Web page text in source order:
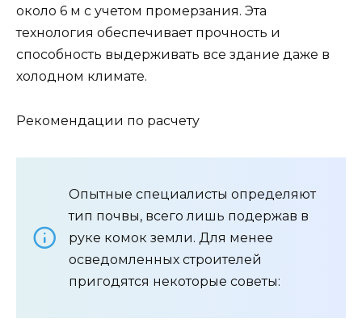
около 6 м с учетом промерзания. Эта
технология обеспечивает прочность и
способность выдерживать все здание даже в
холодном климате.
Рекомендации по расчету
Опытные специалисты определяют
тип почвы, всего лишь подержав в
руке комок земли. Для менее
осведомленных строителей
пригодятся некоторые советы: